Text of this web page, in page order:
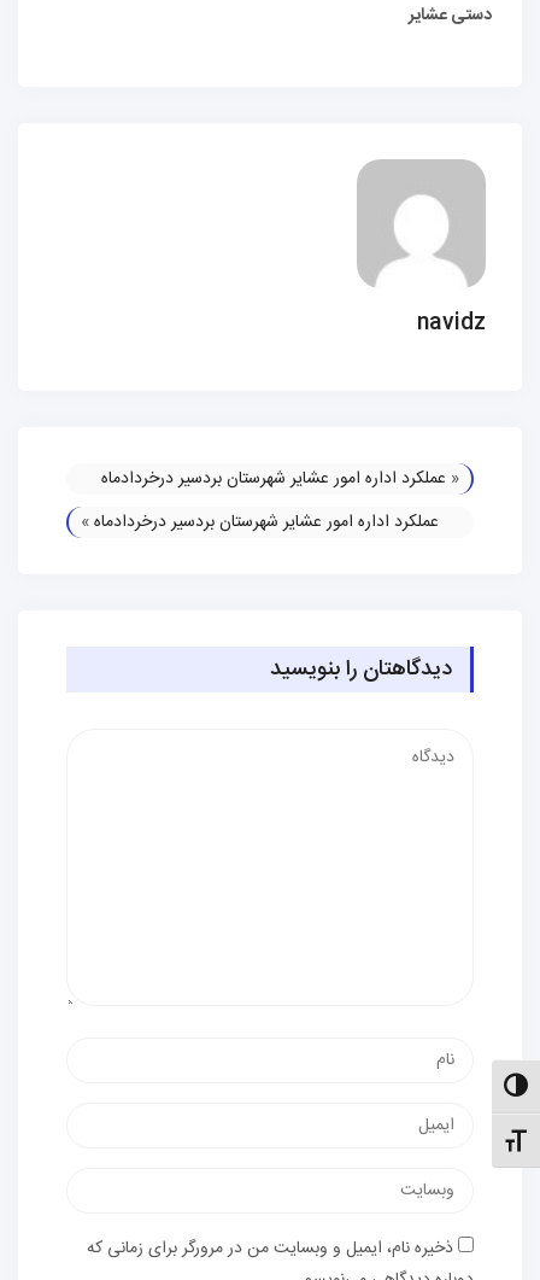
حالت کنتراست بالا
تنظیم اندازهٔ فونت
دستی عشایر
navidz
« عملکرد اداره امور عشایر شهرستان بردسیر درخردادماه
عملکرد اداره امور عشایر شهرستان بردسیر درخردادماه»
دیدگاهتان را بنویسید
پست
وب‌سایت
ذخیره نام، ایمیل و وبسایت من در مرورگر برای زمانی که